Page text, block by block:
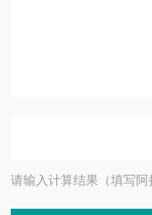
请输入计算结果（填写